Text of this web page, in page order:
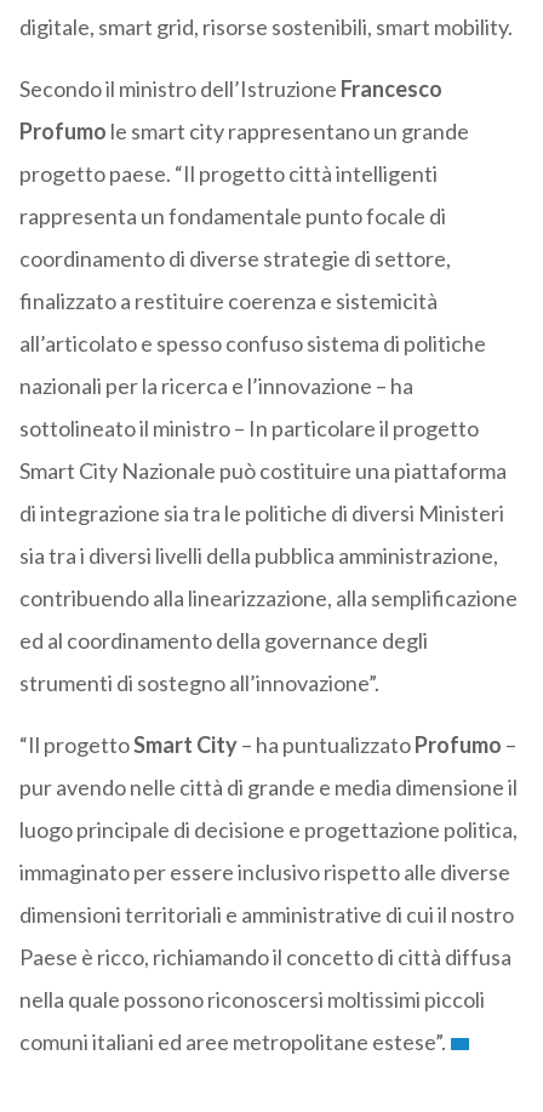
digitale, smart grid, risorse sostenibili, smart mobility.
Secondo il ministro dell’Istruzione Francesco
Profumo le smart city rappresentano un grande
progetto paese. “Il progetto città intelligenti
rappresenta un fondamentale punto focale di
coordinamento di diverse strategie di settore,
finalizzato a restituire coerenza e sistemicità
all’articolato e spesso confuso sistema di politiche
nazionali per la ricerca e l’innovazione – ha
sottolineato il ministro – In particolare il progetto
Smart City Nazionale può costituire una piattaforma
di integrazione sia tra le politiche di diversi Ministeri
sia tra i diversi livelli della pubblica amministrazione,
contribuendo alla linearizzazione, alla semplificazione
ed al coordinamento della governance degli
strumenti di sostegno all’innovazione”.
“Il progettoSmart City– ha puntualizzatoProfumo –
pur avendo nelle città di grande e media dimensione il
luogo principale di decisione e progettazione politica,
immaginato per essere inclusivo rispetto alle diverse
dimensioni territoriali e amministrative di cui il nostro
Paese è ricco, richiamando il concetto di città diffusa
nella quale possono riconoscersi moltissimi piccoli
comuni italiani ed aree metropolitane estese”.